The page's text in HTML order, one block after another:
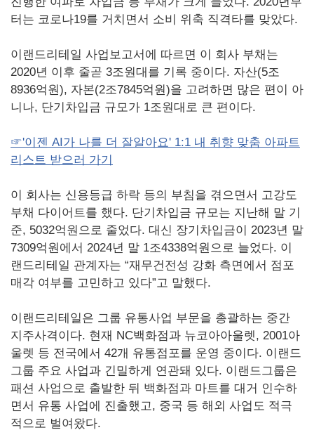
터는 코로나19를 거치면서 소비 위축 직격타를 맞았다.
이랜드리테일 사업보고서에 따르면 이 회사 부채는
2020년 이후 줄곧 3조원대를 기록 중이다. 자산(5조
8936억원), 자본(2조7845억원)을 고려하면 많은 편이 아
니나, 단기차입금 규모가 1조원대로 큰 편이다.
☞'이젠 AI가 나를 더 잘알아요' 1:1 내 취향 맞춤 아파트
리스트 받으러 가기
이 회사는 신용등급 하락 등의 부침을 겪으면서 고강도
부채 다이어트를 했다. 단기차입금 규모는 지난해 말 기
준, 5032억원으로 줄었다. 대신 장기차입금이 2023년 말
7309억원에서 2024년 말 1조4338억원으로 늘었다. 이
랜드리테일 관계자는 “재무건전성 강화 측면에서 점포
매각 여부를 고민하고 있다”고 말했다.
이랜드리테일은 그룹 유통사업 부문을 총괄하는 중간
지주사격이다. 현재 NC백화점과 뉴코아아울렛, 2001아
울렛 등 전국에서 42개 유통점포를 운영 중이다. 이랜드
그룹 주요 사업과 긴밀하게 연관돼 있다. 이랜드그룹은
패션 사업으로 출발한 뒤 백화점과 마트를 대거 인수하
면서 유통 사업에 진출했고, 중국 등 해외 사업도 적극
적으로 벌여왔다.